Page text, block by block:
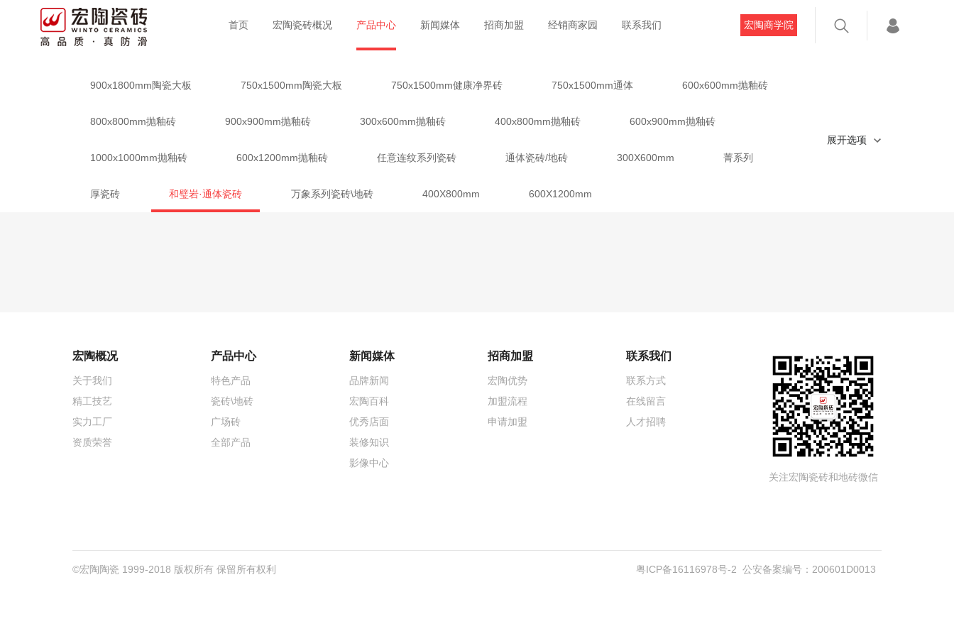
首页 宏陶瓷砖概况 产品中心 新闻媒体 招商加盟 经销商家园 联系我们 宏陶商学院
900x1800mm陶瓷大板 750x1500mm陶瓷大板 750x1500mm健康净界砖 750x1500mm通体 600x600mm抛釉砖
800x800mm抛釉砖 900x900mm抛釉砖 300x600mm抛釉砖 400x800mm抛釉砖 600x900mm抛釉砖
1000x1000mm抛釉砖 600x1200mm抛釉砖 任意连纹系列瓷砖 通体瓷砖/地砖 300X600mm 菁系列
厚瓷砖 和璧岩·通体瓷砖 万象系列瓷砖\地砖 400X800mm 600X1200mm
展开选项
宏陶概况
关于我们
精工技艺
实力工厂
资质荣誉
产品中心
特色产品
瓷砖\地砖
广场砖
全部产品
新闻媒体
品牌新闻
宏陶百科
优秀店面
装修知识
影像中心
招商加盟
宏陶优势
加盟流程
申请加盟
联系我们
联系方式
在线留言
人才招聘
关注宏陶瓷砖和地砖微信
©宏陶陶瓷 1999-2018 版权所有 保留所有权利 粤ICP备16116978号-2 公安备案编号：200601D0013